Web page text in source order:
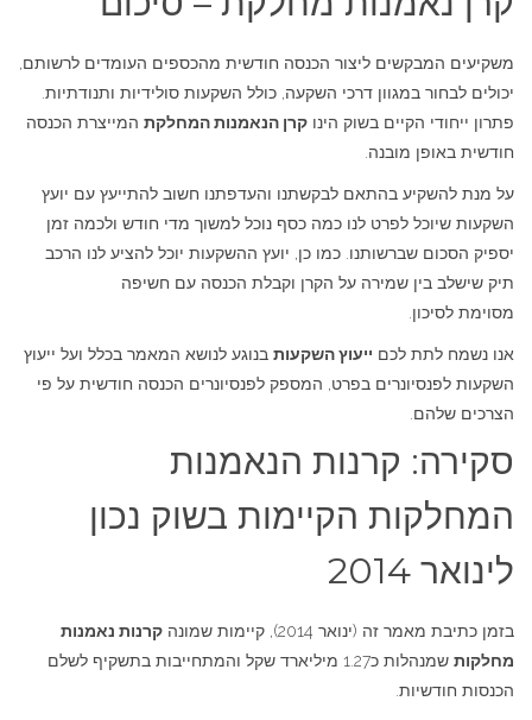
משקיעים המבקשים ליצור הכנסה חודשית מהכספים העומדים לרשותם,
יכולים לבחור במגוון דרכי השקעה, כולל השקעות סולידיות ותנודתיות.
פתרון ייחודי הקיים בשוק הינו קרן הנאמנות המחלקת המייצרת הכנסה
חודשית באופן מובנה.
על מנת להשקיע בהתאם לבקשתנו והעדפתנו חשוב להתייעץ עם יועץ
השקעות שיוכל לפרט לנו כמה כסף נוכל למשוך מדי חודש ולכמה זמן
יספיק הסכום שברשותנו. כמו כן, יועץ ההשקעות יוכל להציע לנו הרכב
תיק שישלב בין שמירה על הקרן וקבלת הכנסה עם חשיפה
מסוימת לסיכון.
אנו נשמח לתת לכם ייעוץ השקעות בנוגע לנושא המאמר בכלל ועל ייעוץ
השקעות לפנסיונרים בפרט, המספק לפנסיונרים הכנסה חודשית על פי
הצרכים שלהם.
סקירה: קרנות הנאמנות
המחלקות הקיימות בשוק נכון
לינואר 2014
בזמן כתיבת מאמר זה (ינואר 2014), קיימות שמונה
קרנות נאמנות
מחלקות
שמנהלות כ1.27 מיליארד שקל והמתחייבות בתשקיף לשלם
הכנסות חודשיות.